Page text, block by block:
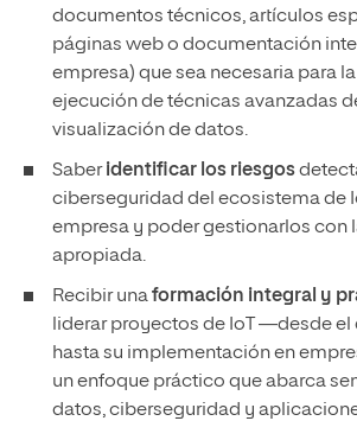
documentos técnicos, artículos
páginas web o documentación
empresa) que sea necesaria para
ejecución de técnicas avanzadas
visualización de datos.
Saberidentificar los riesgos
ciberseguridad del ecosistema de
empresa y poder gestionarlos con
apropiada.
Recibir unaformación integral y
liderar proyectos de IoT —desde el
hasta su implementación en
un enfoque práctico que abarca
datos, ciberseguridad y